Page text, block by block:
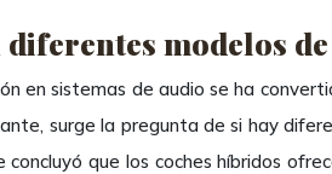
modelos
en sistemas de audio se ha
surge la pregunta de si hay
que los coches híbridos